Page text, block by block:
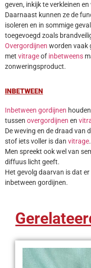
geven, inkijk te verkleinen
Daarnaast kunnen ze de
isoleren en in sommige
toegevoegd zoals
Overgordijnen worden vaak
met vitrageof inbetweens
zonweringsproduct.
INBETWEEN
Inbetween gordijnen
tussen overgordijnen en
De weving en de draad van
stof iets voller is dan vitrage.
Men spreekt ook wel van
diffuus licht geeft.
Het gevolg daarvan is dat
inbetween gordijnen.